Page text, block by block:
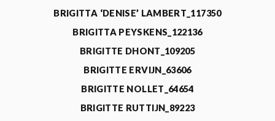
BRIGITTA ‘DENISE’ LAMBERT_117350
BRIGITTA PEYSKENS_122136
BRIGITTE DHONT_109205
BRIGITTE ERVIJN_63606
BRIGITTE NOLLET_64654
BRIGITTE RUTTIJN_89223